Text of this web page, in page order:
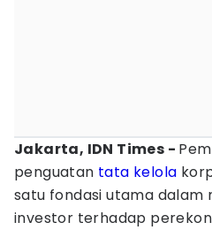
Jakarta, IDN Times -
penguatan tata kelola
satu fondasi utama dalam
investor terhadap